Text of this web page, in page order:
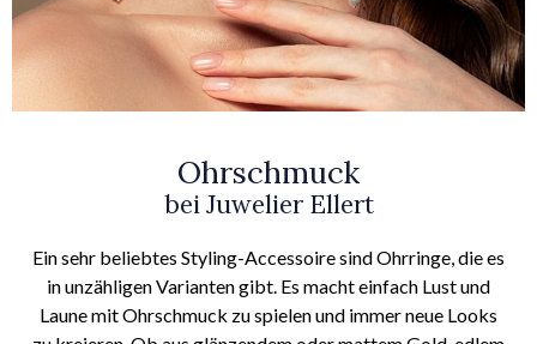
Ohrschmuck
bei Juwelier Ellert
Ein sehr beliebtes Styling-Accessoire sind Ohrringe, die es
in unzähligen Varianten gibt. Es macht einfach Lust und
Laune mit Ohrschmuck zu spielen und immer neue Looks